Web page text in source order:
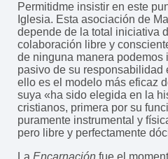
Permitidme insistir en este
Iglesia. Esta asociación de
depende de la total iniciativa
colaboración libre y
de ninguna manera
pasivo de su
ello es el modelo más eficaz
suya «ha sido elegida en la
cristianos, primera por su
puramente instrumental y
pero libre y perfectamente